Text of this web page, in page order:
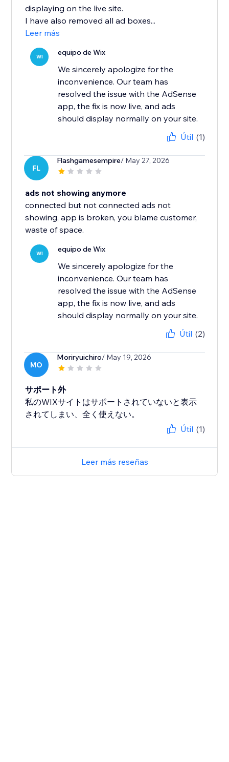
displaying on the live site.
I have also removed all ad boxes...
Leer más
WI equipo de Wix
We sincerely apologize for the
inconvenience. Our team has
resolved the issue with the AdSense
app, the fix is now live, and ads
should display normally on your site.
Útil (1)
FL
Flashgamesempire/ May 27, 2026
ads not showing anymore
connected but not connected ads not
showing, app is broken, you blame customer,
waste of space.
WI equipo de Wix
We sincerely apologize for the
inconvenience. Our team has
resolved the issue with the AdSense
app, the fix is now live, and ads
should display normally on your site.
Útil (2)
MO
Moriryuichiro/ May 19, 2026
サポート外
私のWIXサイトはサポートされていないと表示
されてしまい、全く使えない。
Útil (1)
Leer más reseñas